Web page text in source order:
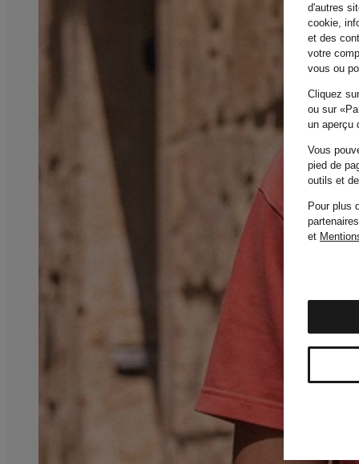
d'autres
cookie,
et des
votre
vous ou
Cliquez
ou sur
un aperçu
Vous
pied de
outils et
Pour plus
et